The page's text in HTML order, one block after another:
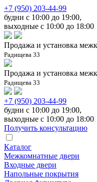
+7 (950) 203-44-99
будни с 10:00 до 19:00,
выходные с 10:00 до 18:00
Продажа и установка
Радищева 33
Продажа и установка
Радищева 33
+7 (950) 203-44-99
будни с 10:00 до 19:00,
выходные с 10:00 до 18:00
Получить консультацию
Каталог
Межкомнатные двери
Входные двери
Напольные покрытия